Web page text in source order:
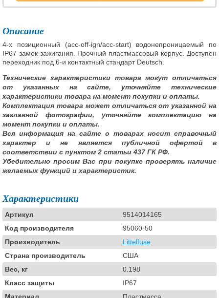
Описание
4-х позиционный (acc-off-ign/acc-start) водонепроницаемый по
IP67 замок зажигания. Прочный пластмассовый корпус. Доступен
переходник под 6-и контактный стандарт Deutsch.
Технические характеристики товара могут отличаться
от указанных на сайте, уточняйте технические
характеристики товара на момент покупки и оплаты.
Комплектация товара может отличаться от указанной на
заглавной фотографии, уточняйте комплектацию на
момент покупки и оплаты.
Вся информация на сайте о товарах носит справочный
характер и не является публичной офертой в
соответствии с пунктом 2 статьи 437 ГК РФ.
Убедительно просим Вас при покупке проверять наличие
желаемых функций и характеристик.
Характеристики
Артикул
9514014165
Код производителя
95060-50
Производитель
Littelfuse
Страна производитель
США
Вес, кг
0.198
Класс защиты
IP67